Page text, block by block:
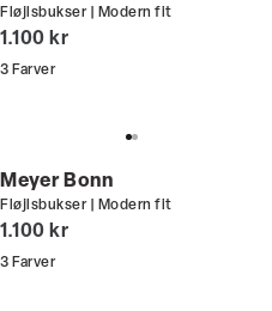
Fløjlsbukser | Modern fit
I alt (inkl. rabat)
1.100 kr
3 Farver
Meyer Bonn
Fløjlsbukser | Modern fit
I alt (inkl. rabat)
1.100 kr
3 Farver